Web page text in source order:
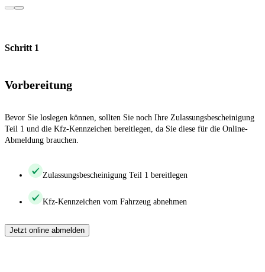
Schritt 1
Vorbereitung
Bevor Sie loslegen können, sollten Sie noch Ihre Zulassungsbescheinigung
Teil 1 und die Kfz-Kennzeichen bereitlegen, da Sie diese für die Online-
Abmeldung brauchen.
Zulassungsbescheinigung Teil 1 bereitlegen
Kfz-Kennzeichen vom Fahrzeug abnehmen
Jetzt online abmelden